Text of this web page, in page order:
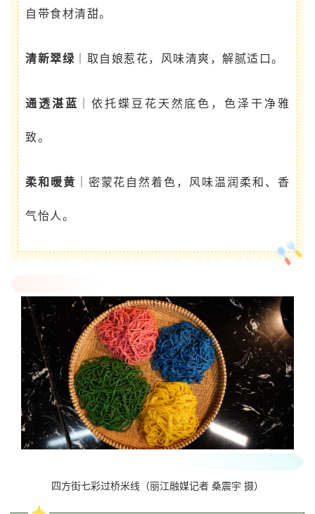
自带食材清甜。
清新翠绿 ｜取自娘惹花，风味清爽，解腻适口。
通透湛蓝 ｜依托蝶豆花天然底色，色泽干净雅
致。
柔和暖黄 ｜密蒙花自然着色，风味温润柔和、香
气怡人。
四方街七彩过桥米线（丽江融媒记者 桑震宇 摄）